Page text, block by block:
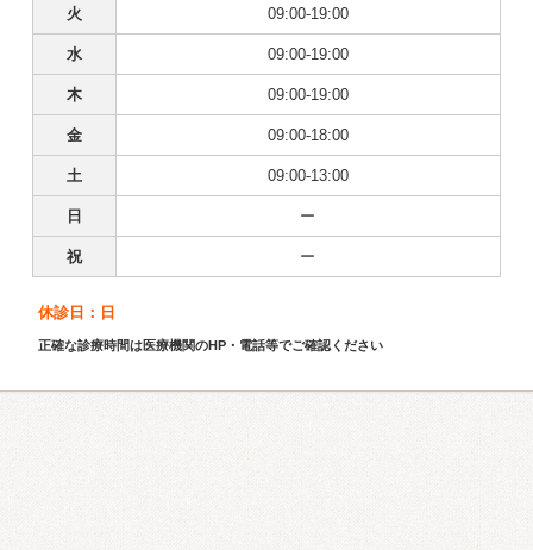
火 09:00-19:00
水 09:00-19:00
木 09:00-19:00
金 09:00-18:00
土 09:00-13:00
日 ー
祝 ー
休診日：日
正確な診療時間は医療機関のHP・電話等でご確認ください